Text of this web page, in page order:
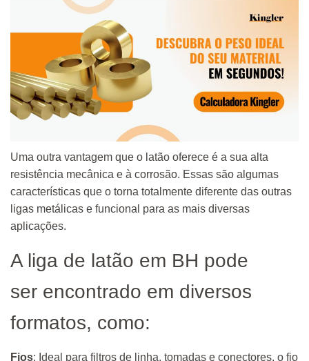
Uma outra vantagem que o latão oferece é a sua alta
resistência mecânica e à corrosão. Essas são algumas
características que o torna totalmente diferente das outras
ligas metálicas e funcional para as mais diversas
aplicações.
A liga de latão em BH pode
ser encontrado em diversos
formatos, como:
Fios: Ideal para filtros de linha, tomadas e conectores, o fio